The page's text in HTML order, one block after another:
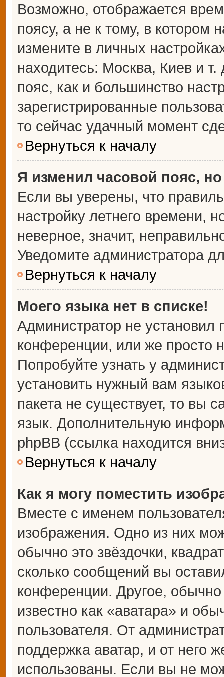
Возможно, отображается
поясу, а не к тому, в котором
измените в личных
находитесь: Москва, Киев и
пояс, как и большинство
зарегистрированные
то сейчас удачный момент
Вернуться к началу
Я изменил часовой пояс,
Если вы уверены, что
настройку летнего времени,
неверное, значит,
Уведомите администратора
Вернуться к началу
Моего языка нет в списке!
Администратор не установил
конференции, или же просто
Попробуйте узнать у
установить нужный вам
пакета не существует, то вы
язык. Дополнительную
phpBB (ссылка находится
Вернуться к началу
Как я могу поместить
Вместе с именем
изображения. Одно из них
обычно это звёздочки,
сколько сообщений вы
конференции. Другое,
известно как «аватара» и
пользователя. От
поддержка аватар, и от него
использованы. Если вы не